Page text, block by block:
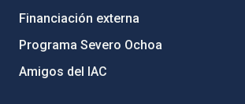
Financiación externa
Programa Severo Ochoa
Amigos del IAC